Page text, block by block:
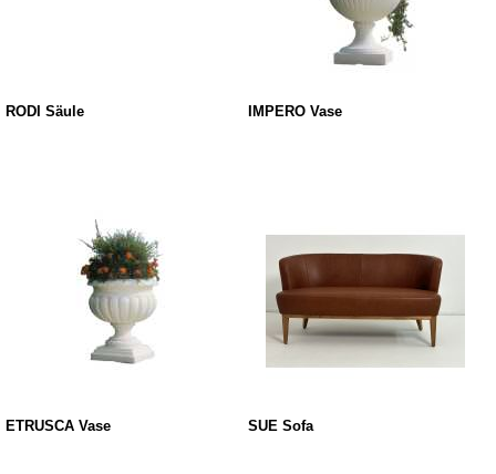
RODI Säule IMPERO Vase
ETRUSCA Vase SUE Sofa